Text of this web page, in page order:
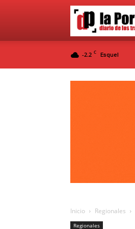
-2.2 C Esquel
Inicio Regionales
Regionales